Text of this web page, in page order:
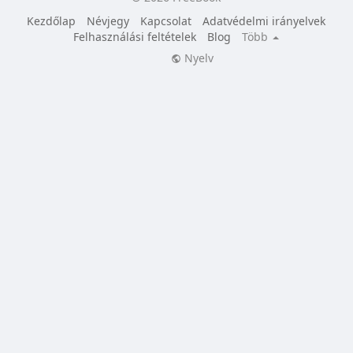
Kezdőlap
Névjegy Kapcsolat
Adatvédelmi irányelvek
Felhasználási feltételek
Blog
Több
Nyelv